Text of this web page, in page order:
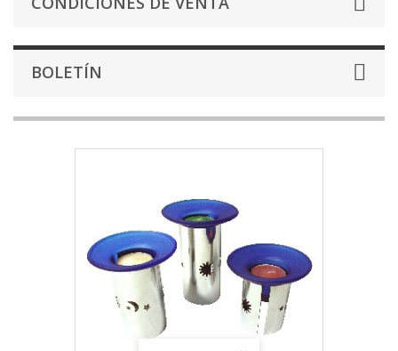
BOLETÍN